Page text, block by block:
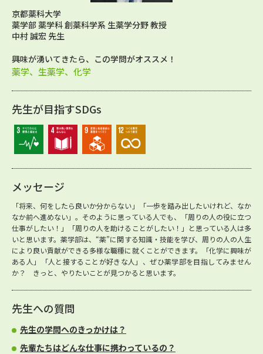
京都薬科大学
薬学部 薬学科 創薬科学系 生薬学分野 教授
中村 誠宏 先生
興味が湧いてきたら、この学問がオススメ！
薬学、生薬学、化学
先生が目指すSDGs
メッセージ
「将来、何をしたら良いか分からない」「一歩を踏み出したいけれど、なか
なか前へ進めない」。そのように思っている人でも、「周りの人の役に立つ
仕事がしたい！」「周りの人を助けることがしたい！」と思っている人は多
いと思います。薬学部は、“薬”に関する知識・技能を学び、周りの人の人生
により良い貢献ができる多様な職種に就くことができます。「化学に興味が
ある人」「人と接することが好きな人」、ぜひ薬学部を目指してみません
か？ きっと、やりたいことが見つかると思います。
先生への質問
先生の学問へのきっかけは？
先輩たちはどんな仕事に携わっているの？